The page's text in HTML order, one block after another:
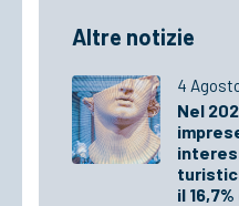
Altre notizie
4
Nel
il